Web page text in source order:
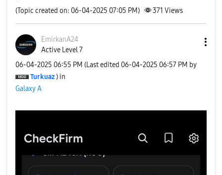
(Topic created on: 06-04-2025 07:05 PM) 371 Views
EmirkanA24
Active Level 7
‎06-04-2025 06:55 PM (Last edited ‎06-04-2025 06:57 PM by
Turkuaz ) in
Galaxy A